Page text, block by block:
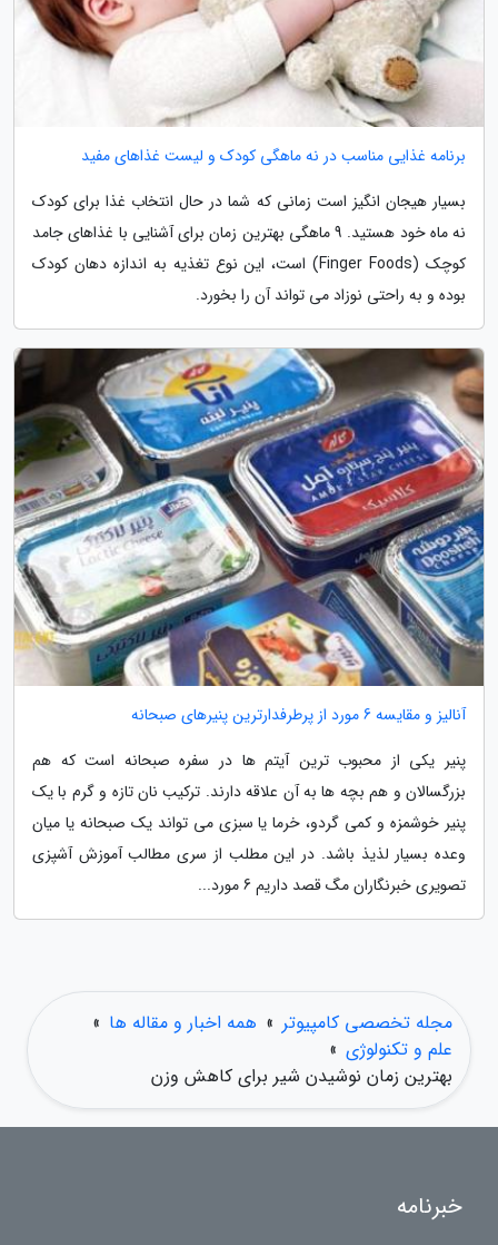
برنامه غذایی مناسب در نه ماهگی کودک و لیست غذاهای مفید
بسیار هیجان انگیز است زمانی که شما در حال انتخاب غذا برای کودک
نه ماه خود هستید. 9 ماهگی بهترین زمان برای آشنایی با غذاهای جامد
کوچک (Finger Foods) است، این نوع تغذیه به اندازه دهان کودک
بوده و به راحتی نوزاد می تواند آن را بخورد.
آنالیز و مقایسه 6 مورد از پرطرفدارترین پنیرهای صبحانه
پنیر یکی از محبوب ترین آیتم ها در سفره صبحانه است که هم
بزرگسالان و هم بچه ها به آن علاقه دارند. ترکیب نان تازه و گرم با یک
پنیر خوشمزه و کمی گردو، خرما یا سبزی می تواند یک صبحانه یا میان
وعده بسیار لذیذ باشد. در این مطلب از سری مطالب آموزش آشپزی
تصویری خبرنگاران مگ قصد داریم 6 مورد...
مجله تخصصی کامپیوتر » همه اخبار و مقاله ها »
علم و تکنولوژی »
بهترین زمان نوشیدن شیر برای کاهش وزن
خبرنامه